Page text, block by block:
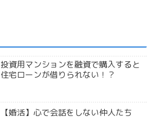
投資用マンションを融資で購入すると
住宅ローンが借りられない！？
【婚活】心で会話をしない仲人たち